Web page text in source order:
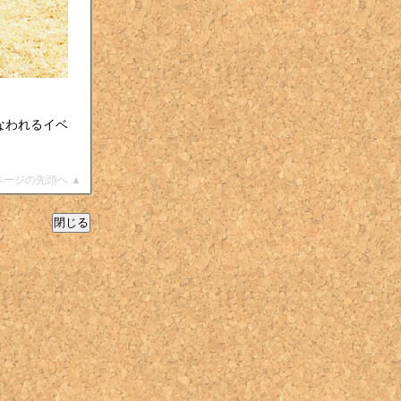
われるイベ
ージの先頭へ ▲